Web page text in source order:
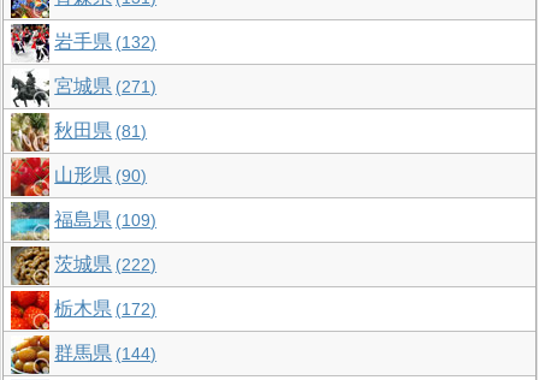
岩手県 132
宮城県 271
秋田県 81
山形県 90
福島県 109
茨城県 222
栃木県 172
群馬県 144